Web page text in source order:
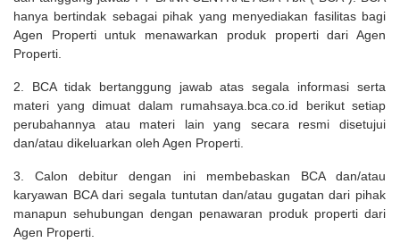
hanya bertindak sebagai pihak yang menyediakan fasilitas bagi
Agen Properti untuk menawarkan produk properti dari Agen
Properti.
2. BCA tidak bertanggung jawab atas segala informasi serta
materi yang dimuat dalam rumahsaya.bca.co.id berikut setiap
perubahannya atau materi lain yang secara resmi disetujui
dan/atau dikeluarkan oleh Agen Properti.
3. Calon debitur dengan ini membebaskan BCA dan/atau
karyawan BCA dari segala tuntutan dan/atau gugatan dari pihak
manapun sehubungan dengan penawaran produk properti dari
Agen Properti.